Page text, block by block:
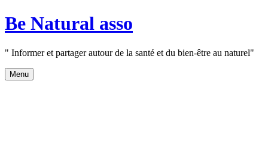
Aller
au
Be Natural asso
" Informer et partager autour de la santé et du bien-être au naturel"
Menu